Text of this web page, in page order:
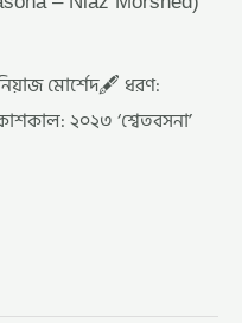
মোর্শেদ🖋️ ধরণ:
২০২৩ ‘শ্বেতবসনা’